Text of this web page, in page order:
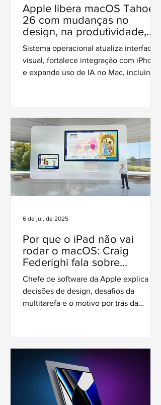
Apple libera macOS Tahoe
26 com mudanças no
design, na produtividade,
integração com Apple
Intelligence e mais
Sistema operacional atualiza interface
visual, fortalece integração com iPhone
e expande uso de IA no Mac, incluindo
Por que o iPad não vai
rodar o macOS: Craig
Federighi fala sobre
identidade, multitarefa e o
futuro do iPadOS
Chefe de software da Apple explica
decisões de design, desafios da
multitarefa e o motivo por trás da
6 de jul. de 2025